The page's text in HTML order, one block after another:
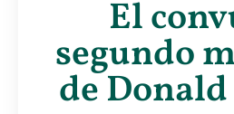
El
segundo
de